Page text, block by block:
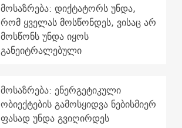
მოსაზრება: დიქტატორს უნდა,
რომ ყველას მოსწონდეს, ვისაც არ
მოსწონს უნდა იყოს
განეიტრალებული
მოსაზრება: ენერგეტიკული
ობიექტების გამოსყიდვა ნებისმიერ
ფასად უნდა გვიღირდეს